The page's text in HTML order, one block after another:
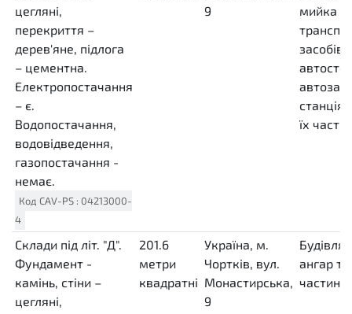
цегляні,
перекриття –
дерев'яне, підлога
– цементна.
Електропостачання
– є.
Водопостачання,
водовідведення,
газопостачання -
немає.
Код CAV-PS : 04213000-
4
9
мийка
засобів,
станція
їх
Склади під літ. "Д".
Фундамент -
камінь, стіни –
цегляні,
201.6
метри
квадратні
Україна, м.
Чортків, вул.
Монастирська,
9
Будівля
ангар
частини